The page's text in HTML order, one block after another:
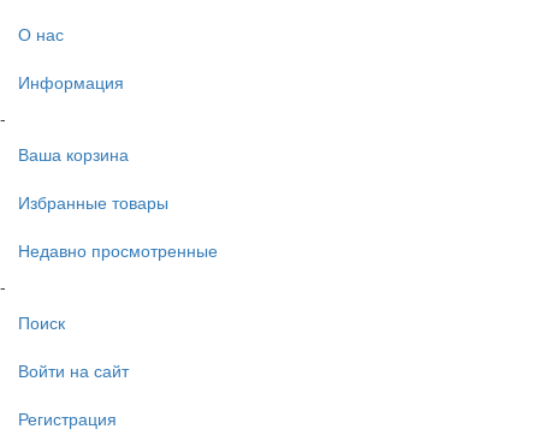
О нас
Информация
-
Ваша корзина
Избранные товары
Недавно просмотренные
-
Поиск
Войти на сайт
Регистрация